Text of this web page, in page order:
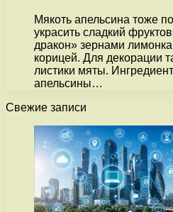
Мякоть апельсина тоже
украсить сладкий
дракон» зернами
корицей. Для декорации
листики мяты.
апельсины…
Свежие записи